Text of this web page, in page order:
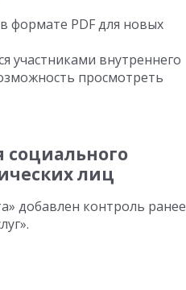
формате PDF для новых
участниками внутреннего
просмотреть
социального
лиц
добавлен контроль ранее